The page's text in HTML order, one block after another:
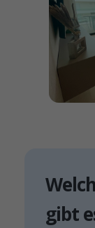
gibt